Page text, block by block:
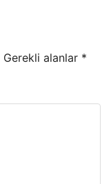
Gerekli alanlar *